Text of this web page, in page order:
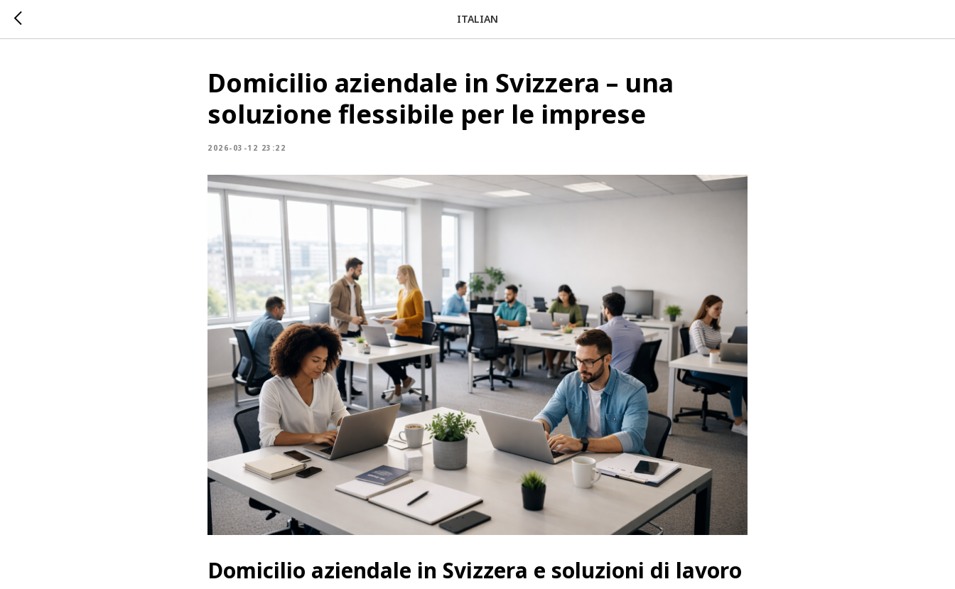
ITALIAN
Domicilio aziendale in Svizzera – una
soluzione flessibile per le imprese
2026-03-12 23:22
Domicilio aziendale in Svizzera e soluzioni di lavoro